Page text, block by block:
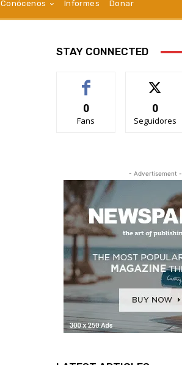
Conócenos Informes Donar
STAY CONNECTED
0
Fans
0
Seguidores
- Advertisement -